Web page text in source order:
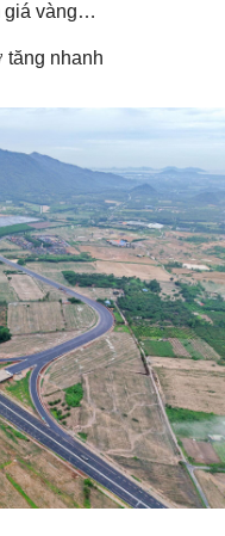
giá vàng…
tăng nhanh